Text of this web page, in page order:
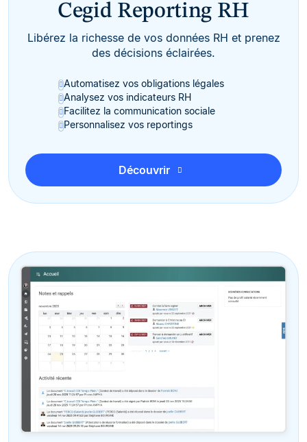
Cegid Reporting RH
Libérez la richesse de vos données RH et prenez
des décisions éclairées.
Automatisez vos obligations légales
Analysez vos indicateurs RH
Facilitez la communication sociale
Personnalisez vos reportings
Découvrir